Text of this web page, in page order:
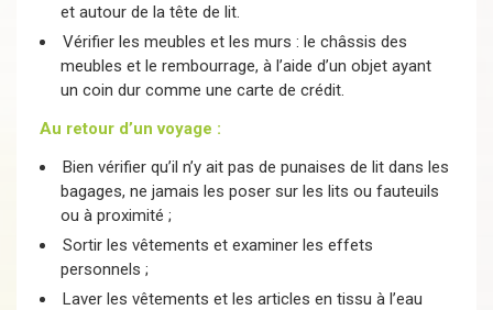
et autour de la tête de lit.
Vérifier les meubles et les murs : le châssis des
meubles et le rembourrage, à l’aide d’un objet ayant
un coin dur comme une carte de crédit.
Au retour d’un voyage :
Bien vérifier qu’il n’y ait pas de punaises de lit dans les
bagages, ne jamais les poser sur les lits ou fauteuils
ou à proximité ;
Sortir les vêtements et examiner les effets
personnels ;
Laver les vêtements et les articles en tissu à l’eau